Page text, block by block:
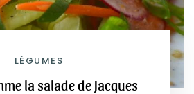
LÉGUMES
la salade de Jacques